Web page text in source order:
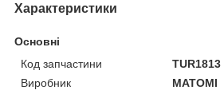
Характеристики
Основні
Код запчастини
TUR1813
Виробник
MATOMI